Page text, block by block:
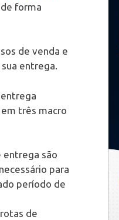
forma
de venda e
entrega.
três macro
entrega são
para
período de
de